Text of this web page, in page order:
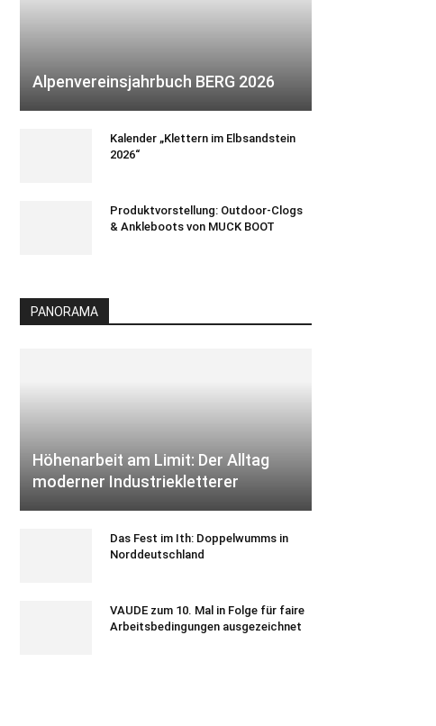
Alpenvereinsjahrbuch BERG 2026
Kalender „Klettern im Elbsandstein
2026“
Produktvorstellung: Outdoor-Clogs
& Ankleboots von MUCK BOOT
PANORAMA
Höhenarbeit am Limit: Der Alltag
moderner Industriekletterer
Das Fest im Ith: Doppelwumms in
Norddeutschland
VAUDE zum 10. Mal in Folge für faire
Arbeitsbedingungen ausgezeichnet